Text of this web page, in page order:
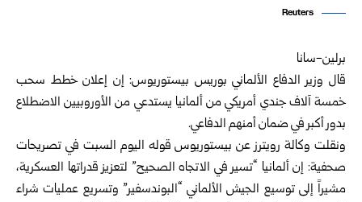
Reuters
برلين-سانا
قال وزير الدفاع الألماني بوريس بيستوريوس: إن إعلان خطط سحب
خمسة آلاف جندي أمريكي من ألمانيا يستدعي من الأوروبيين الاضطلاع
بدور أكبر في ضمان أمنهم الدفاعي.
ونقلت وكالة رويترز عن بيستوريوس قوله اليوم السبت في تصريحات
صحفية: إن ألمانيا “تسير في الاتجاه الصحيح” لتعزيز قدراتها العسكرية،
مشيراً إلى توسيع الجيش الألماني “البوندسفير” وتسريع عمليات شراء